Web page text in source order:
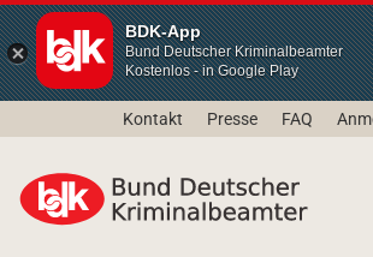
BDK-App
Bund Deutscher Kriminalbeamter
Kostenlos - in Google Play
Kontakt Presse FAQ